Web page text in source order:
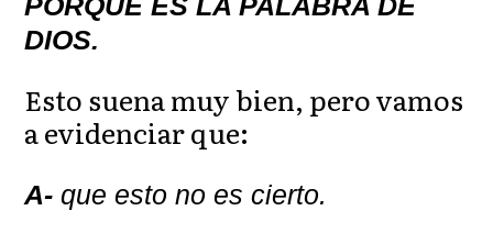
DIOS.
Esto suena muy bien, pero vamos
a evidenciar que:
A- que esto no es cierto.